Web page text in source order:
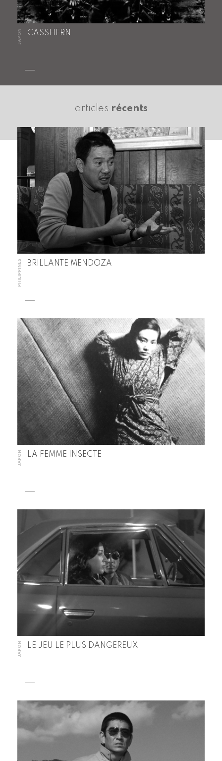
JAPON CASSHERN
articles récents
PHILIPPINES BRILLANTE MENDOZA
JAPON LA FEMME INSECTE
JAPON LE JEU LE PLUS DANGEREUX